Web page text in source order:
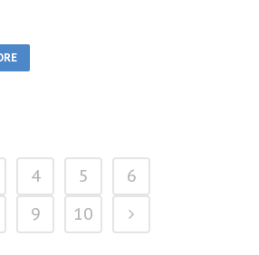
4 5
6
9 10